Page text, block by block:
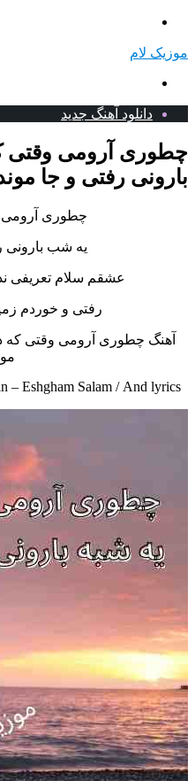
لام
جستجو
دانلود آهنگ جدید
آرومی وقتی که
رفتی و جا موندم
چطوری آرومی وقتی
یه شب بارونی رفتی
عشقم سلام تعریفی نداره
رفتی و خوردم زمین و
چطوری آرومی وقتی که
– Eshgham Salam /And